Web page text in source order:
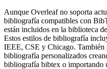
Aunque Overleaf no soporta
bibliografía compatibles con
están incluidos en la biblioteca
Estos estilos de bibliografía
IEEE, CSE y Chicago. También
bibliografía personalizados
bibliografía bibtex o importando